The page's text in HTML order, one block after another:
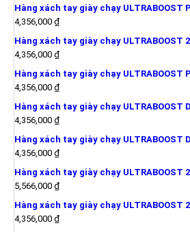
Hàng xách tay giày chạy ULTRABOOST
4,356,000 ₫
Hàng xách tay giày chạy ULTRABOOST
4,356,000 ₫
Hàng xách tay giày chạy ULTRABOOST
4,356,000 ₫
Hàng xách tay giày chạy ULTRABOOST
4,356,000 ₫
Hàng xách tay giày chạy ULTRABOOST
4,356,000 ₫
Hàng xách tay giày chạy ULTRABOOST
5,566,000 ₫
Hàng xách tay giày chạy ULTRABOOST
4,356,000 ₫